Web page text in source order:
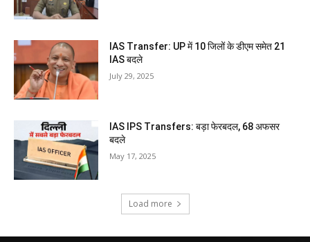
IAS Transfer: UP में 10 जिलों के डीएम समेत 21
IAS बदले
July 29, 2025
IAS IPS Transfers: बड़ा फेरबदल, 68 अफसर
बदले
May 17, 2025
Load more